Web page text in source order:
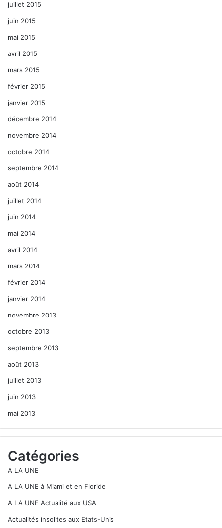
juillet 2015
juin 2015
mai 2015
avril 2015
mars 2015
février 2015
janvier 2015
décembre 2014
novembre 2014
octobre 2014
septembre 2014
août 2014
juillet 2014
juin 2014
mai 2014
avril 2014
mars 2014
février 2014
janvier 2014
novembre 2013
octobre 2013
septembre 2013
août 2013
juillet 2013
juin 2013
mai 2013
Catégories
A LA UNE
A LA UNE à Miami et en Floride
A LA UNE Actualité aux USA
Actualités insolites aux Etats-Unis